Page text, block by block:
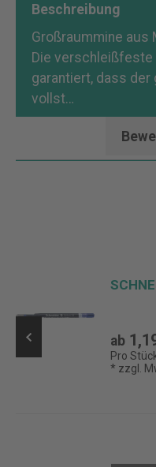
Beschreibung
Großraummine aus
Die
garantiert, dass
vollst…
ab
Pro
* zzgl.